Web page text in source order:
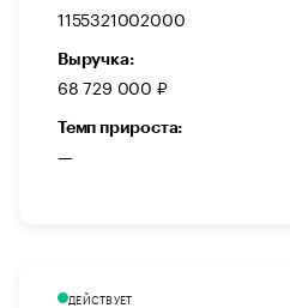
1155321002000
Выручка:
68 729 000 ₽
Темп прироста:
—
ДЕЙСТВУЕТ